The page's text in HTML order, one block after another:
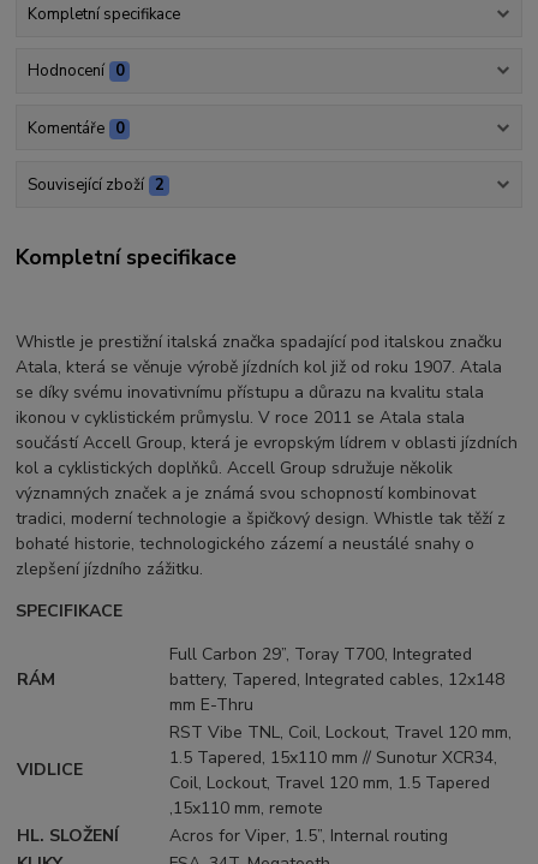
Kompletní specifikace
Hodnocení 0
Komentáře 0
Související zboží 2
Kompletní specifikace
Whistle je prestižní italská značka spadající pod italskou značku
Atala, která se věnuje výrobě jízdních kol již od roku 1907. Atala
se díky svému inovativnímu přístupu a důrazu na kvalitu stala
ikonou v cyklistickém průmyslu. V roce 2011 se Atala stala
součástí Accell Group, která je evropským lídrem v oblasti jízdních
kol a cyklistických doplňků. Accell Group sdružuje několik
významných značek a je známá svou schopností kombinovat
tradici, moderní technologie a špičkový design. Whistle tak těží z
bohaté historie, technologického zázemí a neustálé snahy o
zlepšení jízdního zážitku.
SPECIFIKACE
RÁM
Full Carbon 29”, Toray T700, Integrated
battery, Tapered, Integrated cables, 12x148
mm E-Thru
VIDLICE
RST Vibe TNL, Coil, Lockout, Travel 120 mm,
1.5 Tapered, 15x110 mm // Sunotur XCR34,
Coil, Lockout, Travel 120 mm, 1.5 Tapered
,15x110 mm, remote
HL. SLOŽENÍ
Acros for Viper, 1.5”, Internal routing